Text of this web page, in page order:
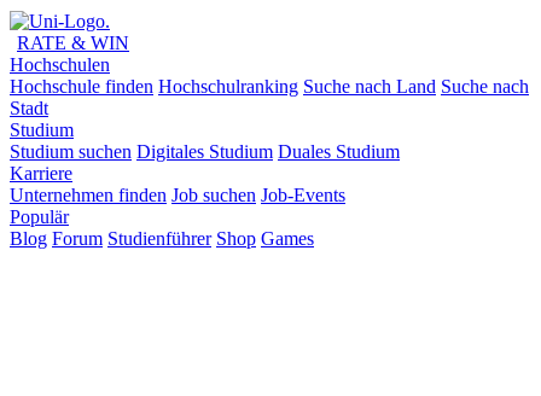
RATE & WIN
Hochschulen
Hochschule finden Hochschulranking Suche nach Land Suche nach
Stadt
Studium
Studium suchen Digitales Studium Duales Studium
Karriere
Unternehmen finden Job suchen Job-Events
Populär
Blog Forum Studienführer Shop Games